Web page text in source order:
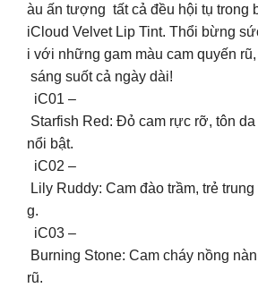
àu ấn tượng tất cả đều hội tụ trong
iCloud Velvet Lip Tint. Thổi bừng
i với những gam màu cam quyến
sáng suốt cả ngày dài!
iC01 –
Starfish Red: Đỏ cam rực rỡ, tôn
nổi bật.
iC02 –
Lily Ruddy: Cam đào trầm, trẻ
g.
iC03 –
Burning Stone: Cam cháy nồng
rũ.